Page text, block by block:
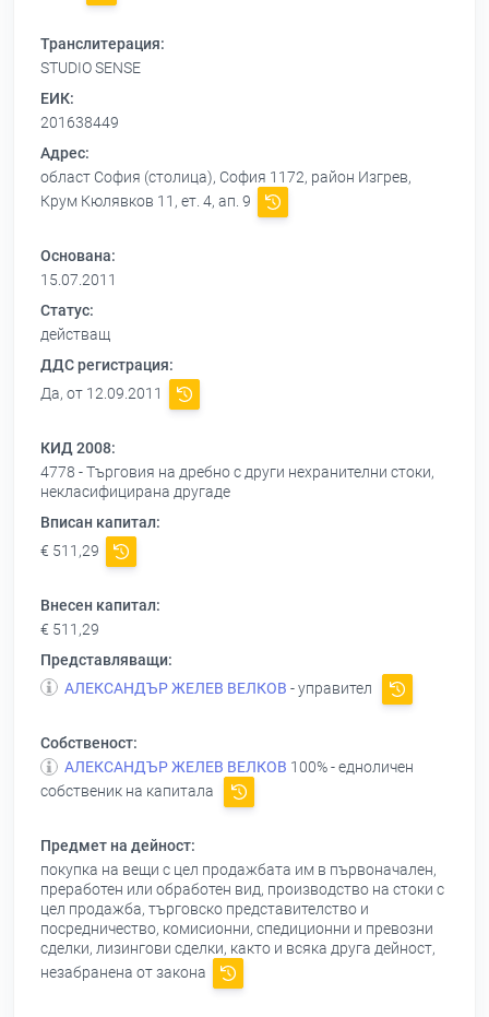
Транслитерация:
STUDIO SENSE
ЕИК:
201638449
Адрес:
област София (столица), София 1172, район Изгрев,
Крум Кюлявков 11, ет. 4, ап. 9
Основана:
15.07.2011
Статус:
действащ
ДДС регистрация:
Да, от 12.09.2011
КИД 2008:
4778 - Търговия на дребно с други нехранителни стоки,
некласифицирана другаде
Вписан капитал:
€ 511,29
Внесен капитал:
€ 511,29
Представляващи:
АЛЕКСАНДЪР ЖЕЛЕВ ВЕЛКОВ - управител
Собственост:
АЛЕКСАНДЪР ЖЕЛЕВ ВЕЛКОВ 100% - едноличен
собственик на капитала
Предмет на дейност:
покупка на вещи с цел продажбата им в първоначален,
преработен или обработен вид, производство на стоки с
цел продажба, търговско представителство и
посредничество, комисионни, спедиционни и превозни
сделки, лизингови сделки, както и всяка друга дейност,
незабранена от закона